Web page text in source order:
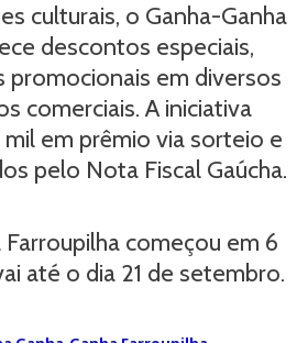
culturais, o Ganha-Ganha
descontos especiais,
promocionais em diversos
comerciais. A iniciativa
em prêmio via sorteio e
pelo Nota Fiscal Gaúcha.
começou em 6
até o dia 21 de setembro.